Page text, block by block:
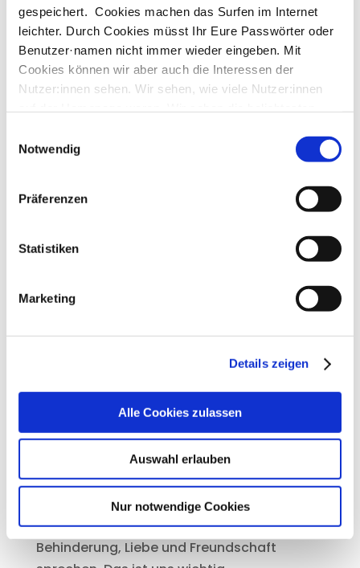
gespeichert. Cookies machen das Surfen im Internet
leichter. Durch Cookies müsst Ihr Eure Passwörter oder
Benutzer·namen nicht immer wieder eingeben. Mit
Cookies können wir aber auch die Interessen der
Nutzer:innen sehen. Wir sehen, wie viele Nutzer:innen
einem Mausklick verhindert Ihr die Datenerfassung.
Notwendig
Präferenzen
Statistiken
Marketing
Details zeigen
Alle Cookies zulassen
Auswahl erlauben
Nur notwendige Cookies
Das gibt’s Neues
schreiben darüber, mit welchen Themen wir
uns beschäftigen.
Neue Wege bei Turtel
Es gibt Neuigkeiten für Euch. Wir haben
lange an einer App gearbeitet. Diese App
sollte helfen, die Liebe oder Freund:innen zu
finden. Besonders für Menschen mit
Behinderung. Aber jetzt machen wir etwas
anderes. Wir machen die App nicht mehr
weiter. Aber wir wollen weiter über
Behinderung, Liebe und Freundschaft